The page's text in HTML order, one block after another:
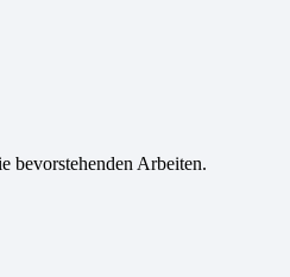
bevorstehenden Arbeiten.